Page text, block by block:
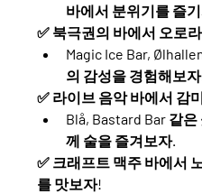
바에서 분위기를 즐
✅ 북극권의 바에서 오로
Magic Ice Bar,
의 감성을 경험해보
✅ 라이브 음악 바에서 감
Blå, Bastard Bar 같은
께 술을 즐겨보자.
✅ 크래프트 맥주 바에서
를 맛보자!